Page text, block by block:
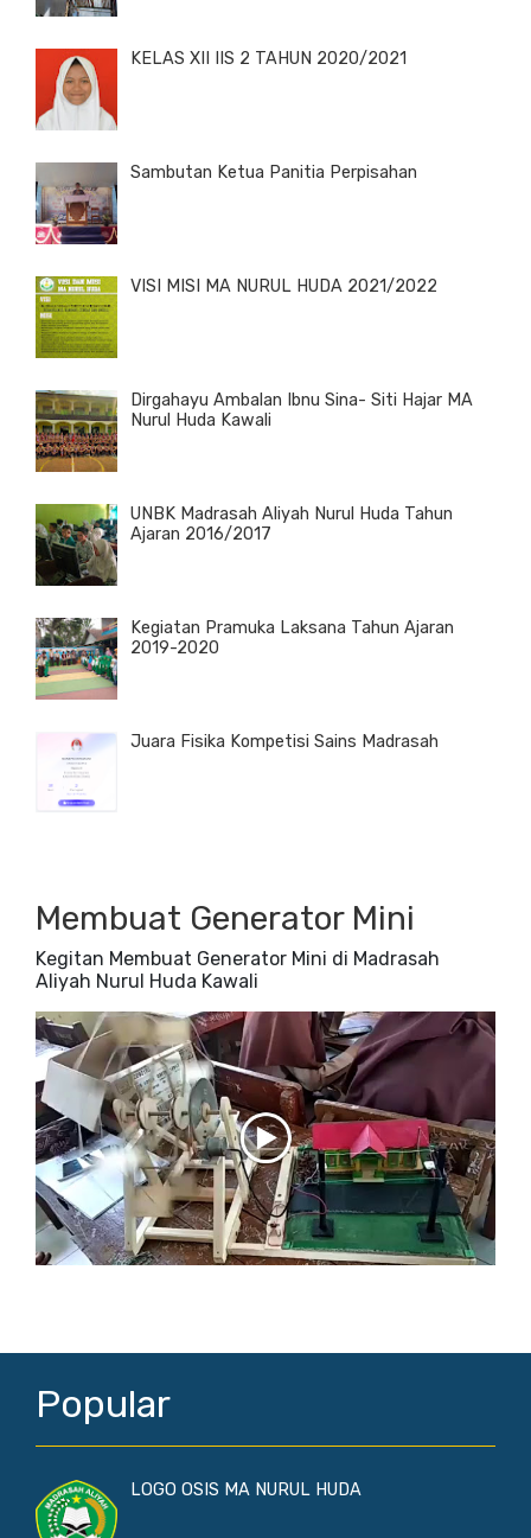
KELAS XII IIS 2 TAHUN 2020/2021
Sambutan Ketua Panitia Perpisahan
VISI MISI MA NURUL HUDA 2021/2022
Dirgahayu Ambalan Ibnu Sina- Siti Hajar MA
Nurul Huda Kawali
UNBK Madrasah Aliyah Nurul Huda Tahun
Ajaran 2016/2017
Kegiatan Pramuka Laksana Tahun Ajaran
2019-2020
Juara Fisika Kompetisi Sains Madrasah
Membuat Generator Mini
Kegitan Membuat Generator Mini di Madrasah
Aliyah Nurul Huda Kawali
Popular
LOGO OSIS MA NURUL HUDA